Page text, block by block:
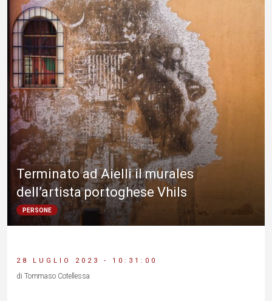
Terminato ad Aielli il murales
dell’artista portoghese Vhils
PERSONE
28 LUGLIO 2023 - 10:31:00
di Tommaso Cotellessa